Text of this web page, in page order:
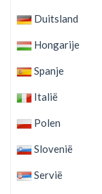
Duitsland
Hongarije
Spanje
Italië
Polen
Slovenië
Servië